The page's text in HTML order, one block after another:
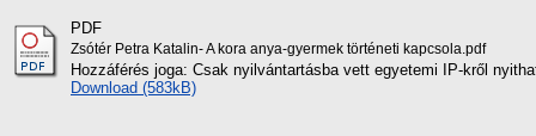
PDF
Zsótér Petra Katalin- A kora anya-gyermek történeti kapcsola.pdf
Hozzáférés joga: Csak nyilvántartásba vett egyetemi IP-kről
Download (583kB)